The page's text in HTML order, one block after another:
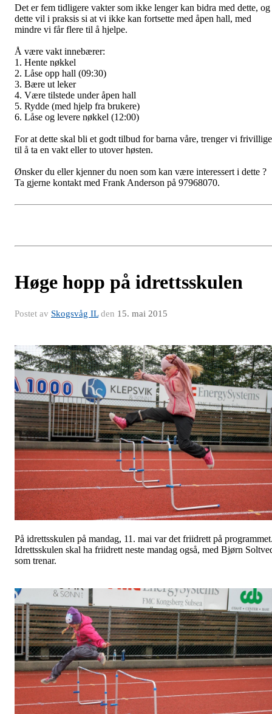
Det er fem tidligere vakter som ikke lenger kan bidra med dette, og
dette vil i praksis si at vi ikke kan fortsette med åpen hall, med
mindre vi får flere til å hjelpe.
Å være vakt innebærer:
1. Hente nøkkel
2. Låse opp hall (09:30)
3. Bære ut leker
4. Være tilstede under åpen hall
5. Rydde (med hjelp fra brukere)
6. Låse og levere nøkkel (12:00)
For at dette skal bli et godt tilbud for barna våre, trenger vi frivillige
til å ta en vakt eller to utover høsten.
Ønsker du eller kjenner du noen som kan være interessert i dette ?
Ta gjerne kontakt med Frank Anderson på 97968070.
Høge hopp på idrettsskulen
Postet av Skogsvåg ILden 15. mai 2015
På idrettsskulen på mandag, 11. mai var det friidrett på
Idrettsskulen skal ha friidrett neste mandag også, med Bjørn
som trenar.